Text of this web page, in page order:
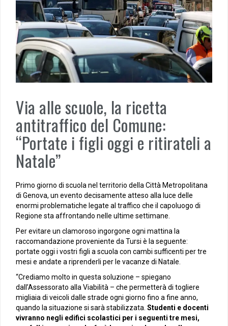
Via alle scuole, la ricetta
antitraffico del Comune:
“Portate i figli oggi e ritirateli a
Natale”
Primo giorno di scuola nel territorio della Città Metropolitana
di Genova, un evento decisamente atteso alla luce delle
enormi problematiche legate al traffico che il capoluogo di
Regione sta affrontando nelle ultime settimane.
Per evitare un clamoroso ingorgone ogni mattina la
raccomandazione proveniente da Tursi è la seguente:
portate oggi i vostri figli a scuola con cambi sufficenti per tre
mesi e andate a riprenderli per le vacanze di Natale.
“Crediamo molto in questa soluzione – spiegano
dall’Assessorato alla Viabilità – che permetterà di togliere
migliaia di veicoli dalle strade ogni giorno fino a fine anno,
quando la situazione si sarà stabilizzata. Studenti e docenti
vivranno negli edifici scolastici per i seguenti tre mesi,